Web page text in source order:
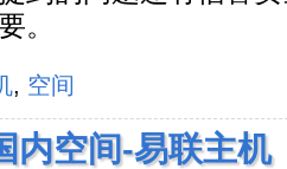
。
, 空间
内空间-易联主机